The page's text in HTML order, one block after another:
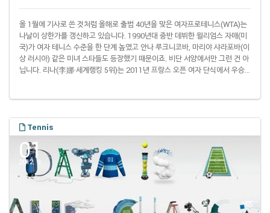
올 1월에 기사로 쓴 것처럼 올해로 출범 40년을 맞은 여자프로테니스(WTA)는
나날이 상한가를 갱신하고 있습니다. 1990년대 중반 데뷔한 윌리엄스 자매(미
국)가 여자 테니스 수준을 한 단계 높였고 안나 루크니코바, 마리야 샤라포바(이
상 러시아) 같은 미녀 스타들도 등장했기 때문이죠. 비단 서양에서만 그런 건 아
닙니다. 리나(李娜·세계랭킹 5위)는 2011년 프랑스 오픈 여자 단식에서 우승
居美笑·86위) 같은 선수들이 세계랭킹 100위 이내를 유지하고 있습니다. 대만
도 ..Tennis
01
2012. 9.